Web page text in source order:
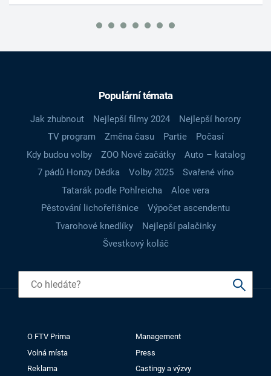
Populární témata
Jak zhubnout Nejlepší filmy 2024
Nejlepší horory
TV program
Změna času Partie
Počasí
Kdy budou volby
ZOO Nové začátky
Auto – katalog
7 pádů Honzy Dědka
Volby 2025
Svařené víno
Tatarák podle Pohlreicha
Aloe vera
Pěstování lichořeřišnice
Výpočet ascendentu
Tvarohové knedlíky
Nejlepší palačinky
Švestkový koláč
O FTV Prima
Management
Volná místa
Press
Reklama
Castingy a výzvy